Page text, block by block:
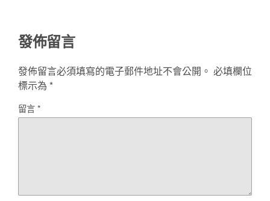
發佈留言
發佈留言必須填寫的電子郵件地址不會公開。 必填欄位
標示為 *
留言*